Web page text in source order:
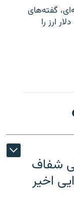
گفته‌های
گم شدن ۹ میلیارد دلار ارز را
شفاف
اخیر